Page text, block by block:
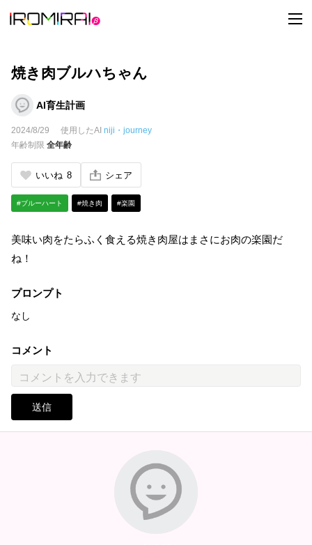
t
o
焼き肉ブルハちゃん
AI育生計画
2024/8/29 使用したAI niji・journey
年齢制限 全年齢
いいね 8 シェア
#ブルーハート #焼き肉 #楽園
美味い肉をたらふく食える焼き肉屋はまさにお肉の楽園だ
ね！
プロンプト
なし
コメント
送信